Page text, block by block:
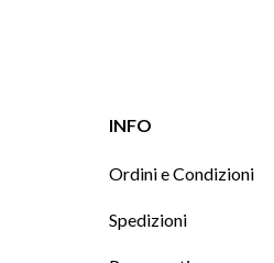
INFO
Ordini e Condizioni
Spedizioni